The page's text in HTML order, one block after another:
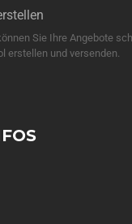
Sie Ihre Angebote
erstellen und versenden.